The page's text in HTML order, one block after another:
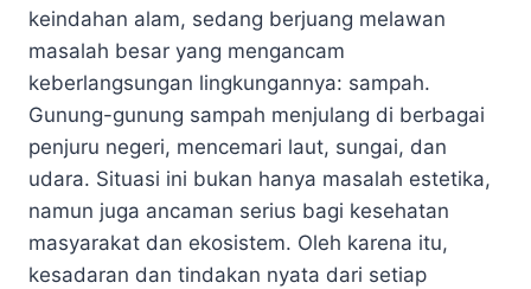
keindahan alam, sedang berjuang melawan
masalah besar yang mengancam
keberlangsungan lingkungannya: sampah.
Gunung-gunung sampah menjulang di berbagai
penjuru negeri, mencemari laut, sungai, dan
udara. Situasi ini bukan hanya masalah estetika,
namun juga ancaman serius bagi kesehatan
masyarakat dan ekosistem. Oleh karena itu,
kesadaran dan tindakan nyata dari setiap